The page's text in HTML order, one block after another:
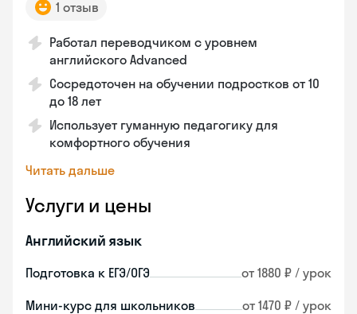
1 отзыв
Работал переводчиком с уровнем
английского Advanced
Сосредоточен на обучении подростков от 10
до 18 лет
Использует гуманную педагогику для
комфортного обучения
Читать дальше
Услуги и цены
Английский язык
Подготовка к ЕГЭ/ОГЭ от 1880 ₽ / урок
Мини-курс для школьников от 1470 ₽ / урок